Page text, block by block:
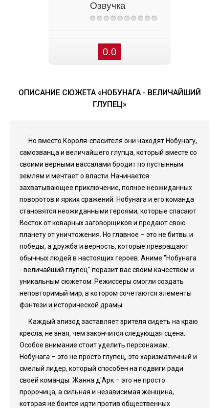
Озвучка
0.0
ОПИСАНИЕ СЮЖЕТА «НОБУНАГА - ВЕЛИЧАЙШИЙ
ГЛУПЕЦ»
Но вместо Короля-спасителя они находят Нобунагу,
самозванца и величайшего глупца, который вместе со
своими верными вассалами бродит по пустынным
землям и мечтает о власти. Начинается
захватывающее приключение, полное неожиданных
поворотов и ярких сражений. Нобунага и его команда
становятся неожиданными героями, которые спасают
Восток от коварных заговорщиков и предают свою
планету от уничтожения. Но главное – это не битвы и
победы, а дружба и верность, которые превращают
обычных людей в настоящих героев. Аниме "Нобунага
- величайший глупец" поразит вас своим качеством и
уникальным сюжетом. Режиссеры смогли создать
неповторимый мир, в котором сочетаются элементы
фэнтези и исторической драмы.
Каждый эпизод заставляет зрителя сидеть на краю
кресла, не зная, чем закончится следующая сцена.
Особое внимание стоит уделить персонажам.
Нобунага – это не просто глупец, это харизматичный и
смелый лидер, который способен на подвиги ради
своей команды. Жанна д'Арк – это не просто
пророчица, а сильная и независимая женщина,
которая не боится идти против общественных